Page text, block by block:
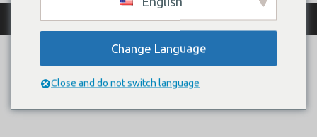
КАТАЛОГ ПЛАТЬЕВ
ZOYA
Change Language
Close and do not switch language